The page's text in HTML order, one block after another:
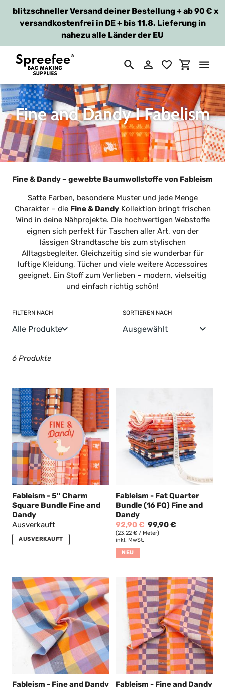
zum
Inhalt
blitzschneller Versand deiner Bestellung + ab 90 €
versandkostenfrei in DE + bis 11.8. Lieferung in
nahezu alle Länder der EU
x
SuchenEinloggen
S
a
m
m
u
g
Fine and Dandy I Fabelism
Fine & Dandy – gewebte Baumwollstoffe von Fableism
Satte Farben, besondere Muster und jede Menge
Charakter – die Fine & DandyKollektion bringt frischen
Wind in deine Nähprojekte. Die hochwertigen Webstoffe
eignen sich perfekt für Taschen aller Art, von der
lässigen Strandtasche bis zum stylischen
Alltagsbegleiter. Gleichzeitig sind sie wunderbar für
luftige Kleidung, Tücher und viele weitere Accessoires
geeignet. Ein Stoff zum Verlieben – modern, vielseitig
und einfach richtig schön!
FILTERN NACH SORTIEREN NACH
6 Produkte
Fableism - 5'' Charm
Square Bundle Fine and
Dandy
Ausverkauft
AUSVERKAUFT
Fableism - Fat Quarter
Bundle (16 FQ) Fine and
Dandy
92,90 € 99,90 €
(23,22 € / Meter)
inkl. MwSt.
NEU
Fableism - Fine and Dandy
Fableism - Fine and Dandy